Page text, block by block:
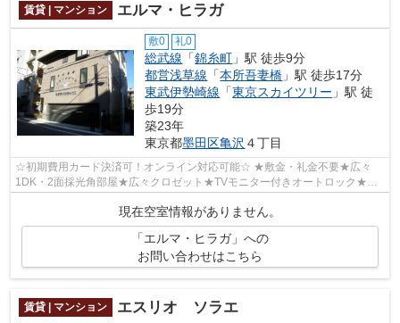
賃貸 | マンション エルマ・ヒラガ
敷0 礼0
総武線 「錦糸町 」駅 徒歩9分
都営浅草線 「本所吾妻橋 」駅 徒歩17分
東武伊勢崎線 「東京スカイツリー 」駅 徒
歩19分
築23年
東京都墨田区亀沢 ４丁目
☆初期費用カード決済可！オンライン対応可能☆ ★敷金・礼金不要★広々
1DK・2面採光角部屋★広々クロゼット★TVモニター付きオートロック★バ
ス・トイレ別★独立洗面台★
現在空室情報がありません。
「エルマ・ヒラガ」への
お問い合わせはこちら
賃貸 | マンション エスリオ ソラエ